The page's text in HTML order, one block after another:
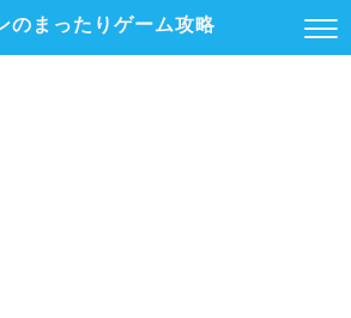
のまったりゲーム攻略